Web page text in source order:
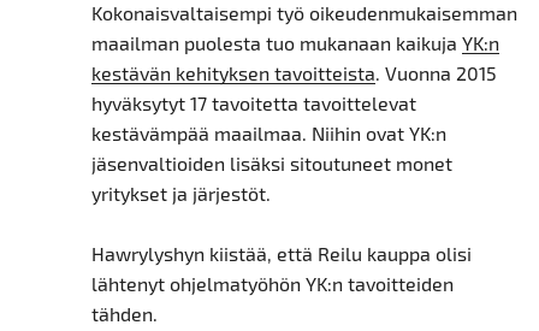
Kokonaisvaltaisempi työ oikeudenmukaisemman
maailman puolesta tuo mukanaan kaikuja YK:n
kestävän kehityksen tavoitteista. Vuonna 2015
hyväksytyt 17 tavoitetta tavoittelevat
kestävämpää maailmaa. Niihin ovat YK:n
jäsenvaltioiden lisäksi sitoutuneet monet
yritykset ja järjestöt.
Hawrylyshyn kiistää, että Reilu kauppa olisi
lähtenyt ohjelmatyöhön YK:n tavoitteiden
tähden.